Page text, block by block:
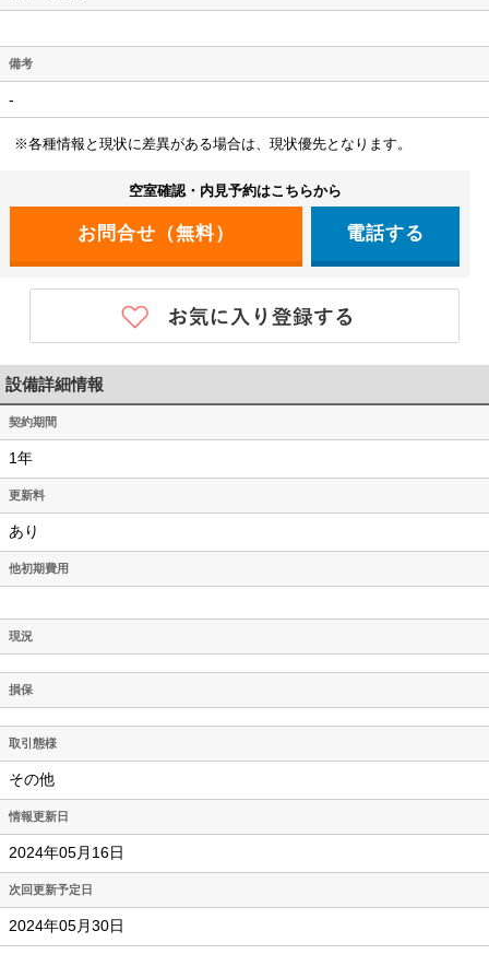
備考
-
※各種情報と現状に差異がある場合は、現状優先となります。
空室確認・内見予約はこちらから
電話する
設備詳細情報
契約期間
1年
更新料
あり
他初期費用
現況
損保
取引態様
その他
情報更新日
2024年05月16日
次回更新予定日
2024年05月30日